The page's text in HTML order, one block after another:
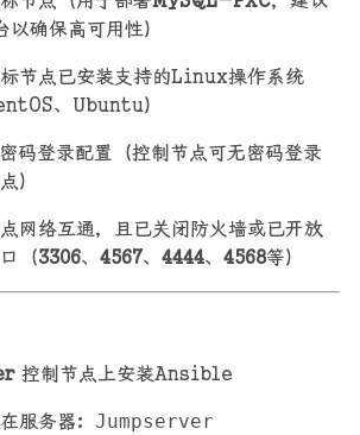
以确保高可用性）
节点已安装支持的Linux操作系统
、Ubuntu）
码登录配置（控制节点可无密码登录
）
网络互通，且已关闭防火墙或已开放
（3306、 4567、 4444、 4568等）
控制节点上安装Ansible
服务器： Jumpserver